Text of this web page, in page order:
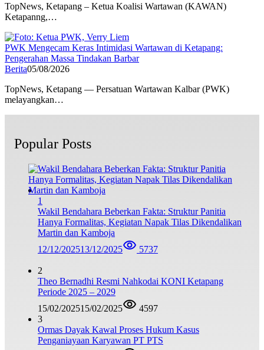
TopNews, Ketapang – Ketua Koalisi Wartawan (KAWAN)
Ketapanng,…
PWK Mengecam Keras Intimidasi Wartawan di Ketapang:
Pengerahan Massa Tindakan Barbar
Berita05/08/2026
TopNews, Ketapang — Persatuan Wartawan Kalbar (PWK)
melayangkan…
Popular Posts
1
Wakil Bendahara Beberkan Fakta: Struktur Panitia
Hanya Formalitas, Kegiatan Napak Tilas Dikendalikan
Martin dan Kamboja
12/12/202513/12/2025 5737
2
Theo Bernadhi Resmi Nahkodai KONI Ketapang
Periode 2025 – 2029
15/02/202515/02/2025
4597
3
Ormas Dayak Kawal Proses Hukum Kasus
Penganiayaan Karyawan PT PTS